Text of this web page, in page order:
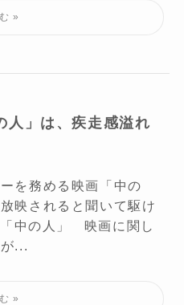
人」は、疾走感溢れ
を務める映画「中の
映されると聞いて駆け
中の人」 映画に関し
...